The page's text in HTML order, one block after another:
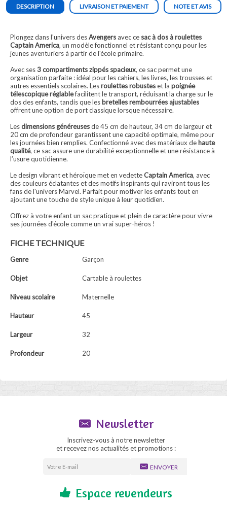
DESCRIPTION LIVRAISON ET PAIEMENT NOTE ET AVIS
Plongez dans l'univers desAvengers avec ce sac à dos à roulettes
Captain America, un modèle fonctionnel et résistant conçu pour les
jeunes aventuriers à partir de l'école primaire.
Avec ses3 compartiments zippés spacieux, ce sac permet une
organisation parfaite : idéal pour les cahiers, les livres, les trousses et
autres essentiels scolaires. Lesroulettes robusteset la poignée
télescopique réglablefacilitent le transport, réduisant la charge sur le
dos des enfants, tandis que les bretelles rembourrées ajustables
offrent une option de port classique lorsque nécessaire.
Lesdimensions généreusesde 45 cm de hauteur, 34 cm de largeur et
20 cm de profondeur garantissent une capacité optimale, même pour
les journées bien remplies. Confectionné avec des matériaux de haute
qualité, ce sac assure une durabilité exceptionnelle et une résistance à
l’usure quotidienne.
Le design vibrant et héroïque met en vedetteCaptain America, avec
des couleurs éclatantes et des motifs inspirants qui raviront tous les
fans de l'univers Marvel. Parfait pour motiver les enfants tout en
ajoutant une touche de style unique à leur quotidien.
Offrez à votre enfant un sac pratique et plein de caractère pour vivre
ses journées d'école comme un vrai super-héros !
FICHE TECHNIQUE
Genre Garçon
Objet Cartable à roulettes
Niveau scolaire Maternelle
Hauteur 45
Largeur 32
Profondeur 20
Newsletter
Inscrivez-vous à notre newsletter
et recevez nos actualités et promotions :
ENVOYER
Espace revendeurs